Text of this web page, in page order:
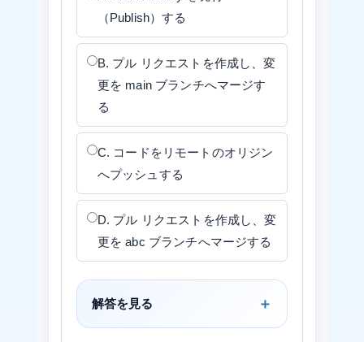
（Publish）する
B. プル リクエストを作成し、変
更を main ブランチへマージす
る
C. コードをリモートのオリジン
へプッシュする
D. プル リクエストを作成し、変
更を abc ブランチへマージする
解答を見る